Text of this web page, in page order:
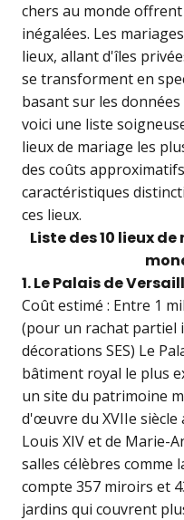
chers au monde
inégalées. Les
lieux, allant d'îles
se transforment en
basant sur les
voici une liste
lieux de mariage les
des coûts
caractéristiques
ces lieux.
Liste des 10 lieux
1. Le Palais de
Coût estimé : Entre 1
(pour un rachat
décorations SES) Le
bâtiment royal le plus
un site du patrimoine
d'œuvre du XVIIe
Louis XIV et de Marie-
salles célèbres comme
compte 357 miroirs et
jardins qui couvrent